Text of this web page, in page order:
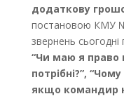
додаткову
постановою КМУ
звернень сьогодні
“Чи маю я право
потрібні?”,
якщо командир